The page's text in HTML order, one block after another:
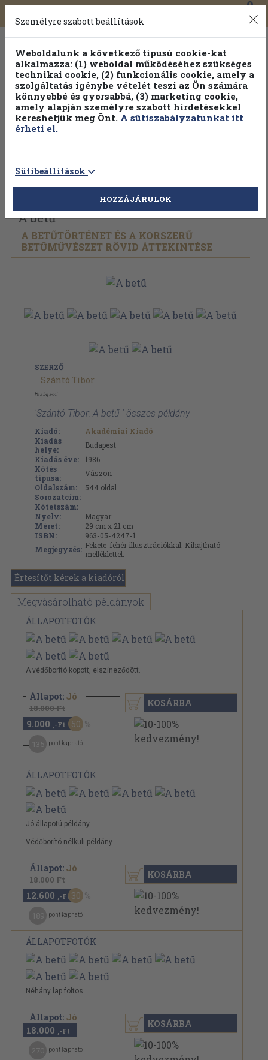
Toggle
navigation
0
Válogasson több mint 1.000.000 kiadványunk közül
100% kedvezménnyel!
Vissza az előző oldalra Válasszon példányt
A betű
A BETŰTÖRTÉNET ÉS A KORSZERŰ
BETŰMŰVÉSZET RÖVID ÁTTEKINTÉSE
SZERZŐ
Szántó Tibor
Budapest
'Szántó Tibor: A betű ' összes példány
Kiadó:
Akadémiai Kiadó
Kiadás
helye:
Budapest
Kiadás éve:
1986
Kötés
típusa:
Vászon
Oldalszám:
544 oldal
Sorozatcím:
Kötetszám:
Nyelv:
Magyar
Méret:
29 cm x 21 cm
ISBN:
963-05-4247-1
Megjegyzés: Fekete-fehér illusztrációkkal. Kihajtható
melléklettel.
Értesítőt kérek a kiadóról
Megvásárolható példányok
ÁLLAPOTFOTÓK
A védőborító kopott, elszíneződött.
Állapot: Jó
18.000 Ft
9.000 ,-Ft 50
pont kapható
KOSÁRBA
ÁLLAPOTFOTÓK
Jó állapotú példány.
Védőborító nélküli példány.
Állapot: Jó
18.000 Ft
12.600 ,-Ft 30
pont kapható
KOSÁRBA
ÁLLAPOTFOTÓK
Néhány lap foltos.
Állapot: Jó
18.000 ,-Ft
pont kapható
KOSÁRBA
Személyre szabott beállítások
Weboldalunk a következő típusú cookie-kat
alkalmazza: (1) weboldal működéséhez szükséges
technikai cookie, (2) funkcionális cookie, amely a
szolgáltatás igénybe vételét teszi az Ön számára
könnyebbé és gyorsabbá, (3) marketing cookie,
amely alapján személyre szabott hirdetésekkel
kereshetjük meg Önt. A sütiszabályzatunkat itt
érheti el.
Sütibeállítások
HOZZÁJÁRULOK